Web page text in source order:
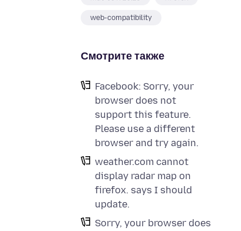
web-compatibility
Смотрите также
Facebook: Sorry, your
browser does not
support this feature.
Please use a different
browser and try again.
weather.com cannot
display radar map on
firefox. says I should
update.
Sorry, your browser does